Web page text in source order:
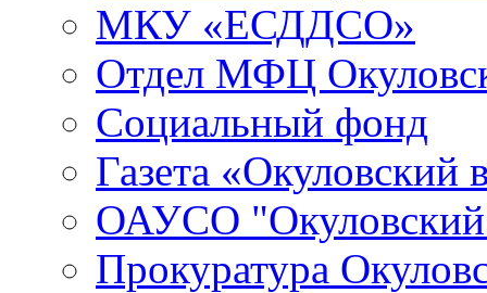
МКУ «ЕСДДСО»
Отдел МФЦ
Социальный фонд
Газета «Окуловский
ОАУСО
Прокуратура